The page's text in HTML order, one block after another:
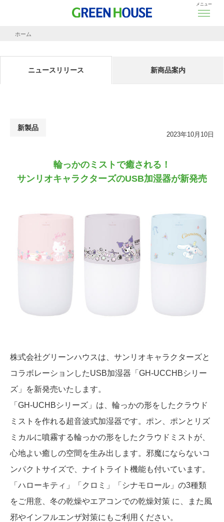
メニュー
ホーム
ニュースリリース 新商品案内
新製品
2023年10月10日
輪っかのミストで癒される！
サンリオキャラクターズのUSB加湿器が新発売
株式会社グリーンハウスは、サンリオキャラクターズと
コラボレーションしたUSB加湿器「GH-UCCHBシリー
ズ」を新発売いたします。
「GH-UCHBシリーズ」は、輪っかの形をしたクラウド
ミストを作れる超音波式加湿器です。ポン、ポンとリズ
ミカルに噴霧する輪っかの形をしたクラウドミストが、
心地よい癒しの空間を生み出します。邪魔にならないコ
ンパクトサイズで、ナイトライト機能も付いています。
「ハローキティ」「クロミ」「シナモロール」の3種類
をご用意、冬の乾燥やエアコンでの乾燥対策 に、また風
邪やインフルエンザ対策にもご利用ください。